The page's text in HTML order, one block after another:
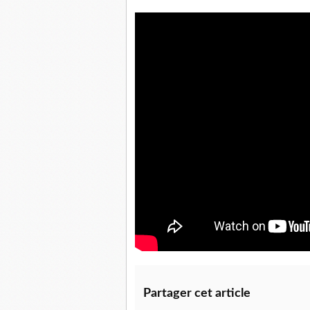
Partager cet article